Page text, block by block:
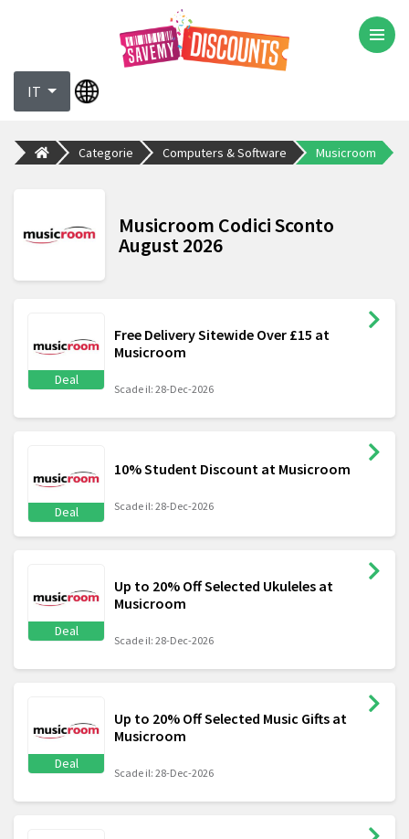
IT
Categorie Computers & Software Musicroom
Musicroom Codici Sconto
August 2026
Deal
Free Delivery Sitewide Over £15 at
Musicroom
Scade il: 28-Dec-2026
Deal
10% Student Discount at Musicroom
Scade il: 28-Dec-2026
Deal
Up to 20% Off Selected Ukuleles at
Musicroom
Scade il: 28-Dec-2026
Deal
Up to 20% Off Selected Music Gifts at
Musicroom
Scade il: 28-Dec-2026